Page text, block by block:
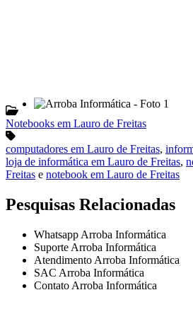
Notebooks em Lauro de Freitas
computadores em Lauro de Freitas,
loja de informática em Lauro de Freitas,
Freitas e notebook em Lauro de Freitas
Pesquisas Relacionadas
Whatsapp Arroba Informática
Suporte Arroba Informática
Atendimento Arroba Informática
SAC Arroba Informática
Contato Arroba Informática